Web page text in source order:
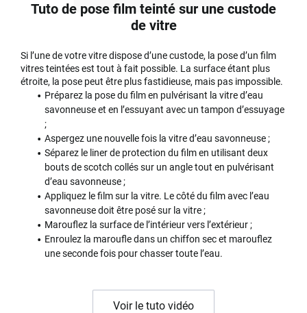
Tuto de pose film teinté sur une custode
de vitre
Si l’une de votre vitre dispose d’une custode, la pose d’un film
vitres teintées est tout à fait possible. La surface étant plus
étroite, la pose peut être plus fastidieuse, mais pas impossible.
Préparez la pose du film en pulvérisant la vitre d’eau
savonneuse et en l’essuyant avec un tampon d’essuyage
;
Aspergez une nouvelle fois la vitre d’eau savonneuse ;
Séparez le liner de protection du film en utilisant deux
bouts de scotch collés sur un angle tout en pulvérisant
d’eau savonneuse ;
Appliquez le film sur la vitre. Le côté du film avec l’eau
savonneuse doit être posé sur la vitre ;
Marouflez la surface de l’intérieur vers l’extérieur ;
Enroulez la maroufle dans un chiffon sec et marouflez
une seconde fois pour chasser toute l’eau.
Voir le tuto vidéo